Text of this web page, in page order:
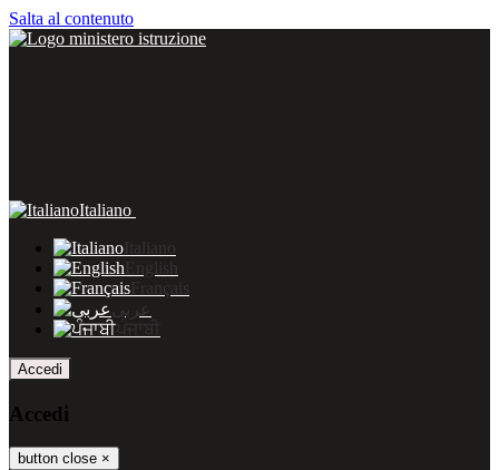
Salta al contenuto
Italiano
Italiano
English
Français
عربى
ਪੰਜਾਬੀ
Accedi
Accedi
button close ×